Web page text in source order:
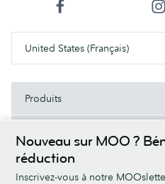
Nouveau sur MOO ?
réduction
Inscrivez-vous à notre
United States (Français)
Produits
À Propos de MOO